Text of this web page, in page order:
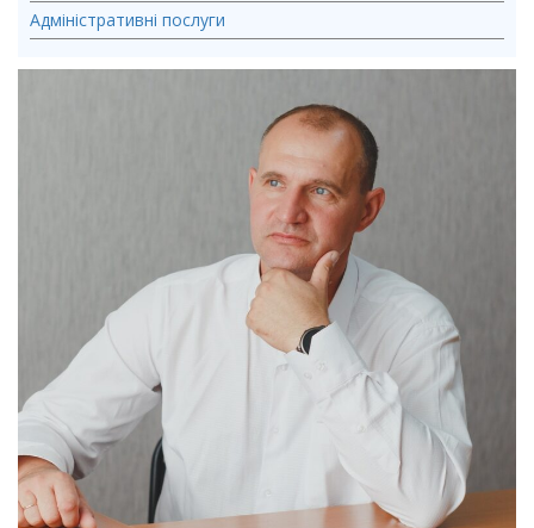
Адміністративні послуги